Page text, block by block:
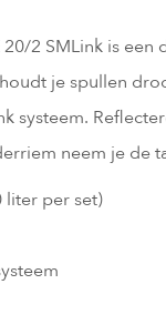
20/2 SMLink is
je spullen
systeem.
neem je de
liter per set)